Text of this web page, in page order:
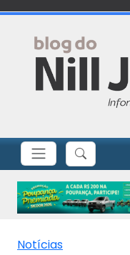
Notícias